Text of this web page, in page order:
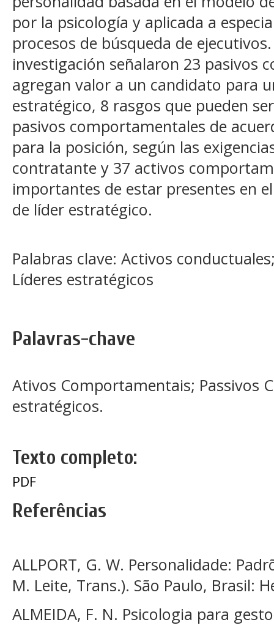
por la psicología y aplicada a
procesos de búsqueda de
investigación señalaron 23 pasivos
agregan valor a un candidato para
estratégico, 8 rasgos que pueden
pasivos comportamentales de
para la posición, según las
contratante y 37 activos
importantes de estar presentes en
de líder estratégico.
Palabras clave: Activos
Líderes estratégicos
Palavras-chave
Ativos Comportamentais; Passivos
estratégicos.
Texto completo:
PDF
Referências
ALLPORT, G. W. Personalidade:
M. Leite, Trans.). São Paulo, Brasil:
ALMEIDA, F. N. Psicologia para